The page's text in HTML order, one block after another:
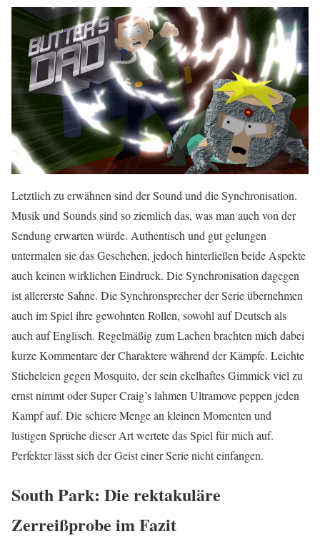
Letztlich zu erwähnen sind der Sound und die Synchronisation.
Musik und Sounds sind so ziemlich das, was man auch von der
Sendung erwarten würde. Authentisch und gut gelungen
untermalen sie das Geschehen, jedoch hinterließen beide Aspekte
auch keinen wirklichen Eindruck. Die Synchronisation dagegen
ist allererste Sahne. Die Synchronsprecher der Serie übernehmen
auch im Spiel ihre gewohnten Rollen, sowohl auf Deutsch als
auch auf Englisch. Regelmäßig zum Lachen brachten mich dabei
kurze Kommentare der Charaktere während der Kämpfe. Leichte
Sticheleien gegen Mosquito, der sein ekelhaftes Gimmick viel zu
ernst nimmt oder Super Craig’s lahmen Ultramove peppen jeden
Kampf auf. Die schiere Menge an kleinen Momenten und
lustigen Sprüche dieser Art wertete das Spiel für mich auf.
Perfekter lässt sich der Geist einer Serie nicht einfangen.
South Park: Die rektakuläre
Zerreißprobe im Fazit